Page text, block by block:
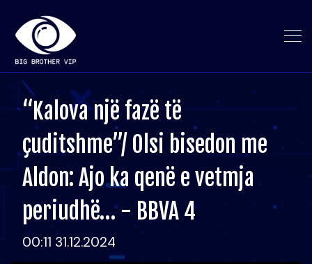
“Kalova një fazë të
çuditshme”/ Olsi bisedon me
Aldon: Ajo ka qenë e vetmja
periudhë… - BBVA 4
00:11 31.12.2024